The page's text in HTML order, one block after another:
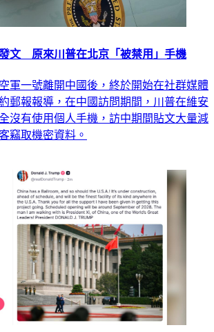
文 原來川普在北京「被禁用」手機
軍一號離開中國後，終於開始在社群媒體
郵報報導，在中國訪問期間，川普在維安
沒有使用個人手機，訪中期間貼文大量減
竊取機密資料。